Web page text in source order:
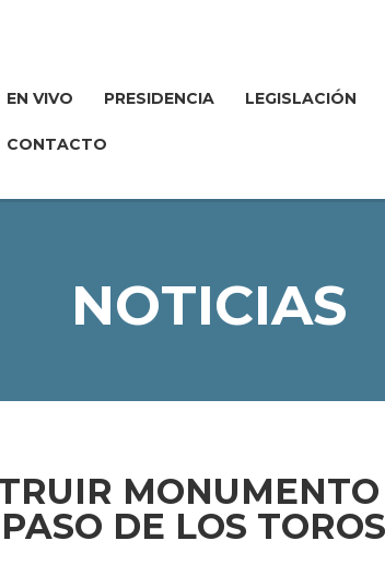
EN VIVO PRESIDENCIA LEGISLACIÓN
CONTACTO
NOTICIAS
DE LOS TOROS